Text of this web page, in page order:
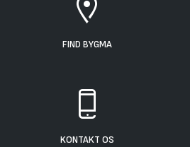
FIND BYGMA
KONTAKT OS